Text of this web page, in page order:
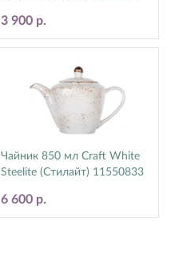
3 900 р.
Чайник 850 мл Craft White
Steelite (Стилайт) 11550833
6 600 р.